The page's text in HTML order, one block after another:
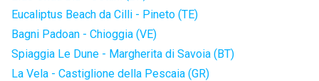
Eucaliptus Beach da Cilli - Pineto (TE)
Bagni Padoan - Chioggia (VE)
Spiaggia Le Dune - Margherita di Savoia (BT)
La Vela - Castiglione della Pescaia (GR)